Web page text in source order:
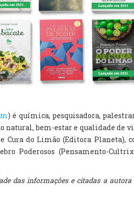
) é química, pesquisadora,
natural, bem-estar e qualidade de
Cura do Limão (Editora Planeta),
Poderosos (Pensamento-
das informações e citadas a autora